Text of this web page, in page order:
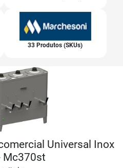
33 Produtos (SKUs)
Universal Inox
Mc370st